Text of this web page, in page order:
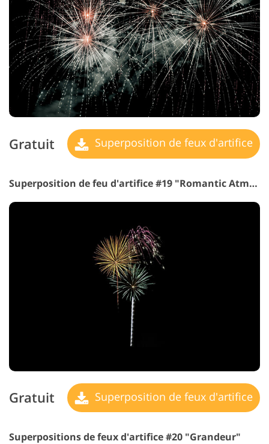
Gratuit Superposition de feux d'artifice
Superposition de feu d'artifice #19 "Romantic Atmosphere"
Gratuit Superposition de feux d'artifice
Superpositions de feux d'artifice #20 "Grandeur"